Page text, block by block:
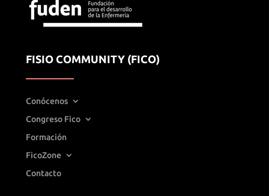
FISIO COMMUNITY (FICO)
Conócenos
Congreso Fico
Formación
FicoZone
Contacto